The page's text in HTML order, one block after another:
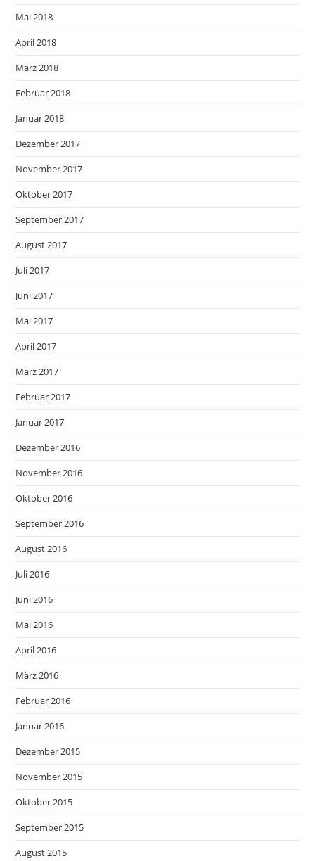
Mai 2018
April 2018
März 2018
Februar 2018
Januar 2018
Dezember 2017
November 2017
Oktober 2017
September 2017
August 2017
Juli 2017
Juni 2017
Mai 2017
April 2017
März 2017
Februar 2017
Januar 2017
Dezember 2016
November 2016
Oktober 2016
September 2016
August 2016
Juli 2016
Juni 2016
Mai 2016
April 2016
März 2016
Februar 2016
Januar 2016
Dezember 2015
November 2015
Oktober 2015
September 2015
August 2015